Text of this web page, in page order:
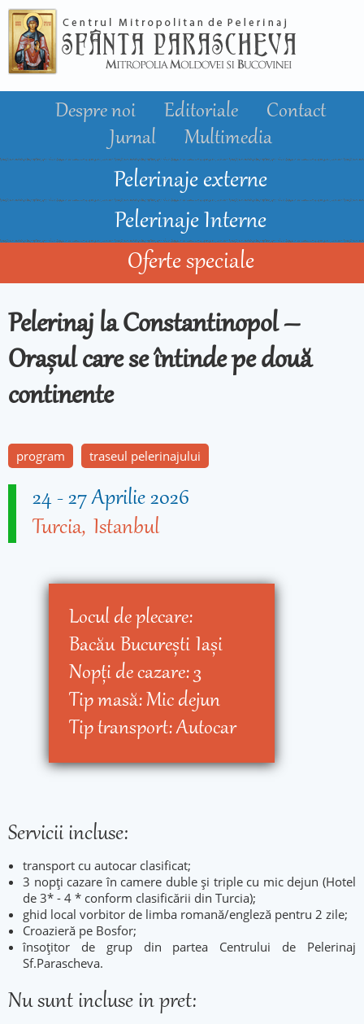
conţinutul
principal
Despre noi Editoriale
Contact
Jurnal
Multimedia
Pelerinaje externe
Pelerinaje Interne
Oferte speciale
Pelerinaj la Constantinopol –
Orașul care se întinde pe două
continente
program traseul pelerinajului
24-27 Aprilie 2026
Turcia Istanbul
Locul de plecare:
Bacău Bucureşti Iaşi
Nopţi de cazare:3
Tip masă:Mic dejun
Tip transport:Autocar
Servicii incluse:
transport cu autocar clasificat;
3 nopți cazare în camere duble și triple cu mic dejun (Hotel
de 3* - 4 * conform clasificării din Turcia);
ghid local vorbitor de limba romană/engleză pentru 2 zile;
Croazieră pe Bosfor;
însoțitor de grup din partea Centrului de Pelerinaj
Sf.Parascheva.
Nu sunt incluse in pret: